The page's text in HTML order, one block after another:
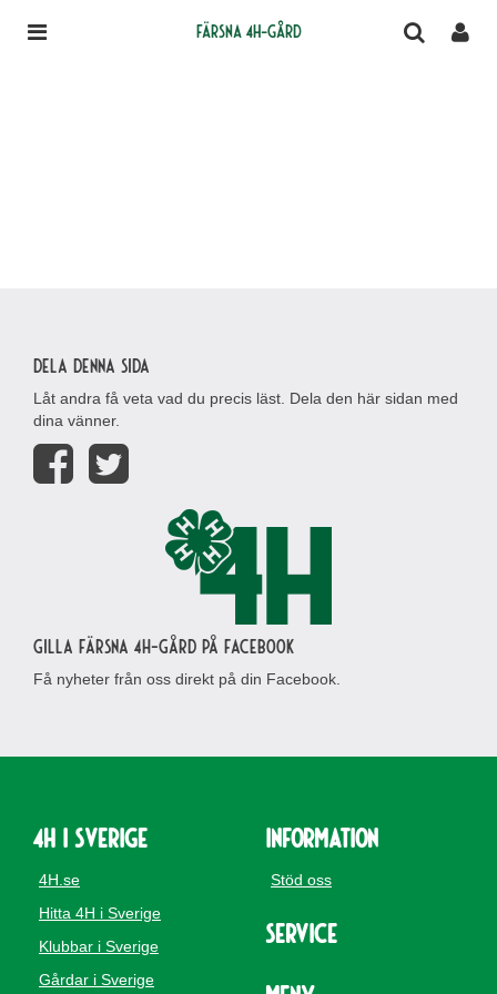
Färsna 4H-gård
Dela denna sida
Låt andra få veta vad du precis läst. Dela den här sidan med
dina vänner.
Gilla Färsna 4H-gård på Facebook
Få nyheter från oss direkt på din Facebook.
4H i Sverige
4H.se
Hitta 4H i Sverige
Klubbar i Sverige
Gårdar i Sverige
Information
Stöd oss
Service